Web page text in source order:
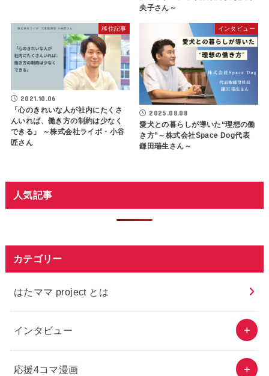
央子さん～
移住記事
2021.10.06
「心のきれいな人が社内にたくさ
んいれば、働き方の制約は少なく
できる」 ～株式会社ライボ・小谷
匠さん
インタビュー
2025.08.08
愛犬との暮らしが導いた“理想の働
き方”～株式会社Space Dog代表
鎌田瑞生さん～
人気記事
カテゴリー
はたママ project とは
インタビュー
応援4コマ漫画